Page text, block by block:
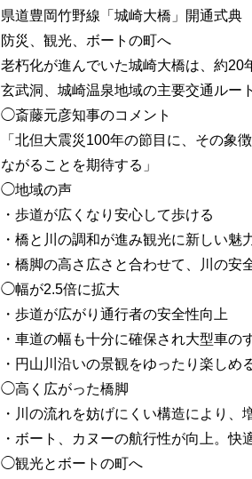
県道豊岡竹野線「城崎大橋」開通式典
防災、観光、ボートの町へ
老朽化が進んでいた城崎大橋は、約20
玄武洞、城崎温泉地域の主要交通ルー
◯斎藤元彦知事のコメント
「北但大震災100年の節目に、その象
ながることを期待する」
◯地域の声
・歩道が広くなり安心して歩ける
・橋と川の調和が進み観光に新しい魅
・橋脚の高さ広さと合わせて、川の安
◯幅が2.5倍に拡大
・歩道が広がり通行者の安全性向上
・車道の幅も十分に確保され大型車の
・円山川沿いの景観をゆったり楽しめ
◯高く広がった橋脚
・川の流れを妨げにくい構造により
・ボート、カヌーの航行性が向上。快
◯観光とボートの町へ